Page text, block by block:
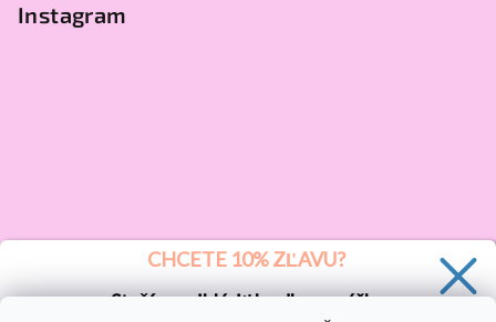
Instagram
CHCETE 10% ZĽAVU?
Stačí sa prihlásiť k odberu nášho